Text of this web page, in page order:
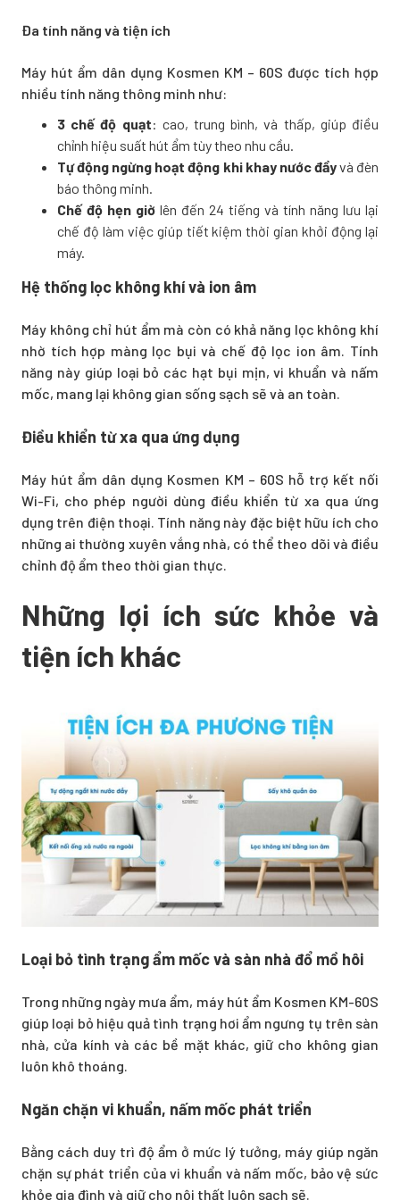
Đa tính năng và tiện ích
Máy hút ẩm dân dụng Kosmen KM – 60S được tích hợp
nhiều tính năng thông minh như:
3 chế độ quạt: cao, trung bình, và thấp, giúp điều
chỉnh hiệu suất hút ẩm tùy theo nhu cầu.
Tự động ngừng hoạt động khi khay nước đầyvà đèn
báo thông minh.
Chế độ hẹn giờ lên đến 24 tiếng và tính năng lưu lại
chế độ làm việc giúp tiết kiệm thời gian khởi động lại
máy.
Hệ thống lọc không khí và ion âm
Máy không chỉ hút ẩm mà còn có khả năng lọc không khí
nhờ tích hợp màng lọc bụi và chế độ lọc ion âm. Tính
năng này giúp loại bỏ các hạt bụi mịn, vi khuẩn và nấm
mốc, mang lại không gian sống sạch sẽ và an toàn.
Điều khiển từ xa qua ứng dụng
Máy hút ẩm dân dụng Kosmen KM – 60S hỗ trợ kết nối
Wi-Fi, cho phép người dùng điều khiển từ xa qua ứng
dụng trên điện thoại. Tính năng này đặc biệt hữu ích cho
những ai thường xuyên vắng nhà, có thể theo dõi và điều
chỉnh độ ẩm theo thời gian thực.
Những lợi ích sức khỏe và
tiện ích khác
Loại bỏ tình trạng ẩm mốc và sàn nhà đổ mồ hôi
Trong những ngày mưa ẩm, máy hút ẩm Kosmen KM-60S
giúp loại bỏ hiệu quả tình trạng hơi ẩm ngưng tụ trên sàn
nhà, cửa kính và các bề mặt khác, giữ cho không gian
luôn khô thoáng.
Ngăn chặn vi khuẩn, nấm mốc phát triển
Bằng cách duy trì độ ẩm ở mức lý tưởng, máy giúp ngăn
chặn sự phát triển của vi khuẩn và nấm mốc, bảo vệ sức
khỏe gia đình và giữ cho nội thất luôn sạch sẽ.